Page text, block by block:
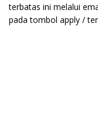
terbatas ini melalui
pada tombol apply /